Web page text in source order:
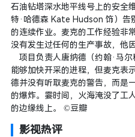
石油钻塔深水地平线号上的安全
特·哈德森 Kate Hudson 饰）告
的连续作业。麦克的工作经验非
没有发生过任何的生产事故，
项目负责人唐纳德（约翰·马尔
能够加快开采的进程，但麦克表
德并没有听取麦克的警告，而是
的爆炸。霎时间，火海淹没了工
的边缘线上。 ©豆瓣
影视热评